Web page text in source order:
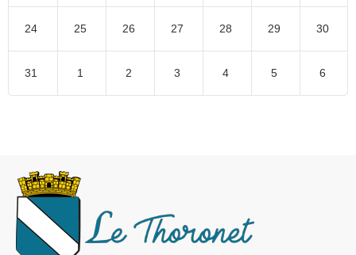
24 25 26 27 28 29 30
31 1 2 3 4 5 6